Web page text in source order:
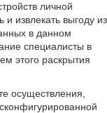
личной
извлекать выгоду из
в данном
специалисты в
этого раскрытия
осуществления,